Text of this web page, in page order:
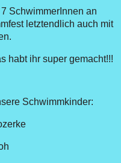
SchwimmerInnen an
letztendlich auch mit
habt ihr super gemacht!!!
Schwimmkinder: